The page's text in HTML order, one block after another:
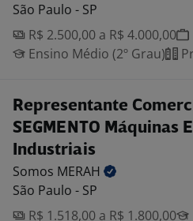
São Paulo - SP
R$ 2.500,00 a R$ 4.000,00
Ensino Médio (2º Grau)
Representante
SEGMENTO Máquinas
Industriais
Somos MERAH
São Paulo - SP
R$ 1.518,00 a R$ 1.800,00